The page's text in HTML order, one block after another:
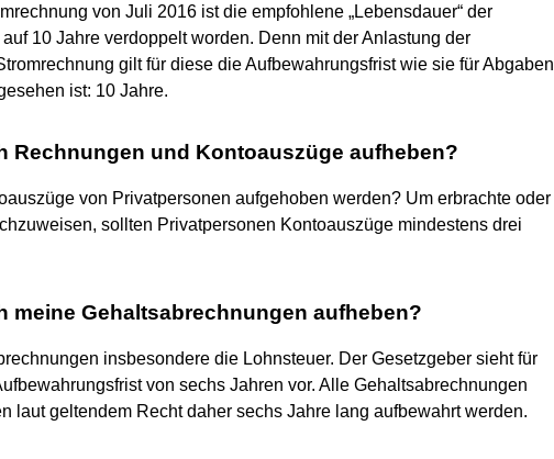
von Juli 2016 ist die empfohlene „Lebensdauer“ der
10 Jahre verdoppelt worden. Denn mit der Anlastung der
gilt für diese die Aufbewahrungsfrist wie sie für Abgaben
ist: 10 Jahre.
Rechnungen und Kontoauszüge aufheben?
von Privatpersonen aufgehoben werden? Um erbrachte oder
sollten Privatpersonen Kontoauszüge mindestens drei
meine Gehaltsabrechnungen aufheben?
insbesondere die Lohnsteuer. Der Gesetzgeber sieht für
von sechs Jahren vor. Alle Gehaltsabrechnungen
laut geltendem Recht daher sechs Jahre lang aufbewahrt werden.